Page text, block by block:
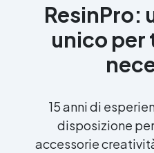
ResinPro:
unico per
15 anni di
disposizione
accessorie